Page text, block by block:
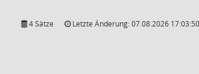
4 Sätze Letzte Änderung: 07.08.2026 17:03:50